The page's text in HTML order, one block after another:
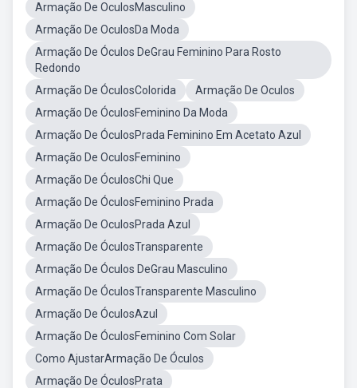
Armação De OculosMasculino
Armação De OculosDa Moda
Armação De Óculos DeGrau Feminino Para Rosto
Redondo
Armação De ÓculosColorida
Armação De Oculos
Armação De ÓculosFeminino Da Moda
Armação De ÓculosPrada Feminino Em Acetato Azul
Armação De OculosFeminino
Armação De ÓculosChi Que
Armação De ÓculosFeminino Prada
Armação De OculosPrada Azul
Armação De ÓculosTransparente
Armação De Óculos DeGrau Masculino
Armação De ÓculosTransparente Masculino
Armação De ÓculosAzul
Armação De ÓculosFeminino Com Solar
Como AjustarArmação De Óculos
Armação De ÓculosPrata